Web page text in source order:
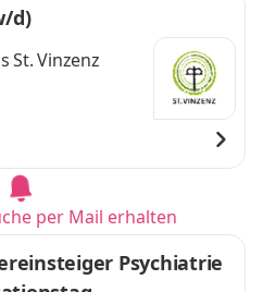
d)
St. Vinzenz
per Mail erhalten
Psychiatrie